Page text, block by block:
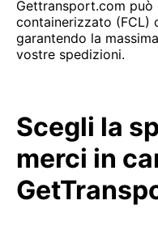
Gettransport.com
containerizzato (FCL)
garantendo la
vostre spedizioni.
Scegli la
merci in